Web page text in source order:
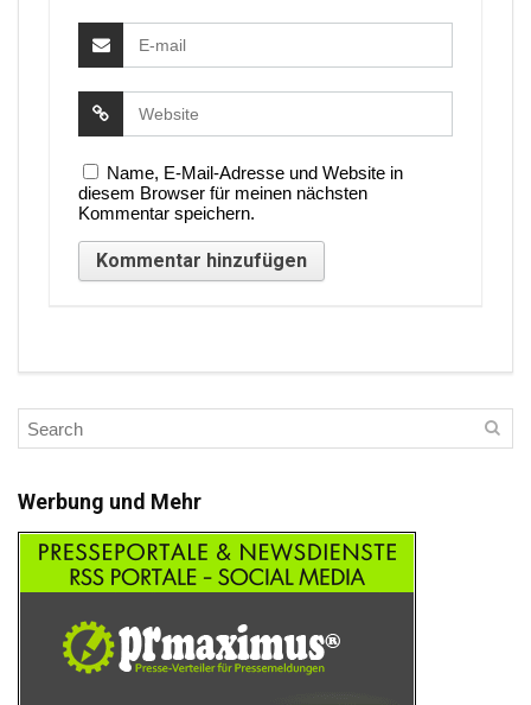
Name, E-Mail-Adresse und Website in
diesem Browser für meinen nächsten
Kommentar speichern.
Werbung und Mehr